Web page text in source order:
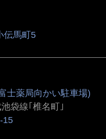
伝馬町5
士薬局向かい駐車場)
袋線｢椎名町｣
15